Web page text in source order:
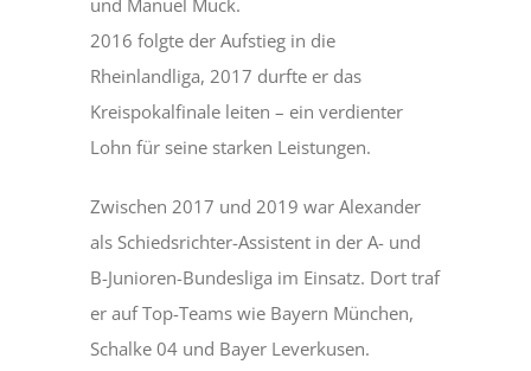
und Manuel Mück.
2016 folgte der Aufstieg in die
Rheinlandliga, 2017 durfte er das
Kreispokalfinale leiten – ein verdienter
Lohn für seine starken Leistungen.
Zwischen 2017 und 2019 war Alexander
als Schiedsrichter-Assistent in der A- und
B-Junioren-Bundesliga im Einsatz. Dort traf
er auf Top-Teams wie Bayern München,
Schalke 04 und Bayer Leverkusen.